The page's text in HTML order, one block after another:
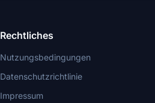
Rechtliches
Nutzungsbedingungen
Datenschutzrichtlinie
Impressum